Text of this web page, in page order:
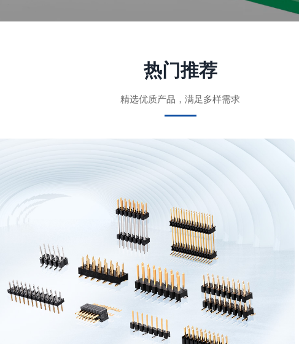
热门推荐
精选优质产品，满足多样需求